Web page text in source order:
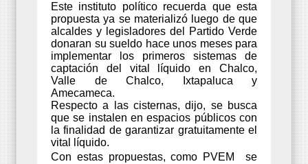
Este instituto político recuerda que esta
propuesta ya se materializó luego de que
alcaldes y legisladores del Partido Verde
donaran su sueldo hace unos meses para
implementar los primeros sistemas de
captación del vital líquido en Chalco,
Valle de Chalco, Ixtapaluca y
Amecameca.
Respecto a las cisternas, dijo, se busca
que se instalen en espacios públicos con
la finalidad de garantizar gratuitamente el
vital líquido.
Con estas propuestas, como PVEM
se